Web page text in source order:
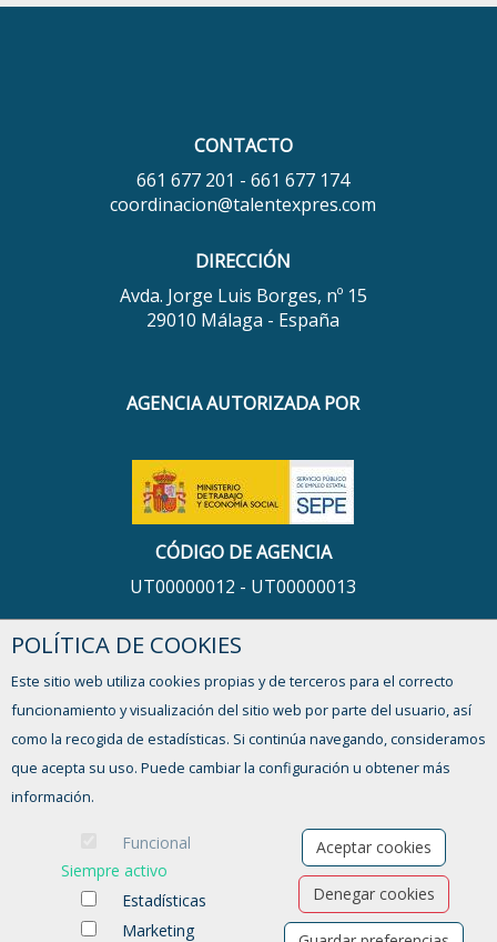
CONTACTO
661 677 201 - 661 677 174
coordinacion@talentexpres.com
DIRECCIÓN
Avda. Jorge Luis Borges, nº 15
29010 Málaga - España
AGENCIA AUTORIZADA POR
CÓDIGO DE AGENCIA
UT00000012 - UT00000013
HORARIO
De lunes a viernes,
de 9:00 a 13:00h y de 16:00 a 17:30h
FORMULARIO DE CONTACTO
POLÍTICA DE COOKIES
Este sitio web utiliza cookies propias y de terceros para el correcto
funcionamiento y visualización del sitio web por parte del usuario, así
como la recogida de estadísticas. Si continúa navegando, consideramos
que acepta su uso. Puede cambiar la configuración u obtener más
información.
Funcional
Siempre activo
Estadísticas
Marketing
Aceptar cookies
Denegar cookies